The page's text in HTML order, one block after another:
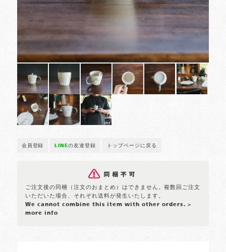
会員登録 LINEの友達登録 トップページに戻る
ご注文後の同梱（注文のおまとめ）はできません。複数回ご注文
いただいた場合、それぞれ送料が発生いたします。
We cannot combine this item with other orders. >
more info